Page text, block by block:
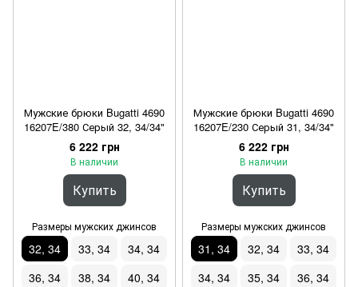
Мужские брюки Bugatti 4690
16207E/380 Серый 32, 34/34"
6 222 грн
В наличии
Купить
Размеры мужских джинсов
32, 34 33, 34
34, 34
36, 34
38, 34
40, 34
Мужские брюки Bugatti 4690
16207E/230 Серый 31, 34/34"
6 222 грн
В наличии
Купить
Размеры мужских джинсов
31, 34 32, 34
33, 34
34, 34
35, 34 36, 34